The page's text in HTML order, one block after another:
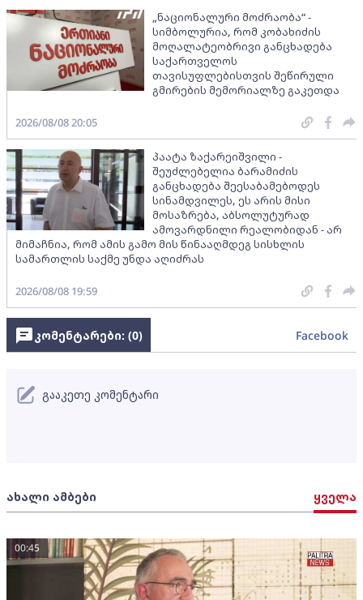
„ნაციონალური მოძრაობა“ -
სიმბოლურია, რომ კობახიძის
მოღალატეობრივი განცხადება
საქართველოს
თავისუფლებისთვის შეწირული
გმირების მემორიალზე გაკეთდა
2026/08/08 20:05
პაატა ზაქარეიშვილი -
შეუძლებელია ბარამიძის
განცხადება შეესაბამებოდეს
სინამდვილეს, ეს არის მისი
მოსაზრება, აბსოლუტურად
ამოვარდნილი რეალობიდან - არ
მიმაჩნია, რომ ამის გამო მის წინააღმდეგ სისხლის
სამართლის საქმე უნდა აღიძრას
2026/08/08 19:59
ახალი ამბები ყველა
00:45
კომენტარები: (0) Facebook
გააკეთე კომენტარი